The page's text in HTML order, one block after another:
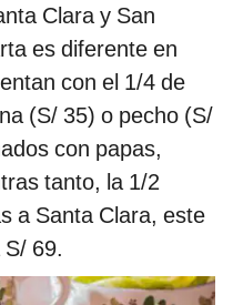
Clara y San
es diferente en
con el 1/4 de
(S/ 35) o pecho (S/
con papas,
tanto, la 1/2
a Santa Clara, este
69.